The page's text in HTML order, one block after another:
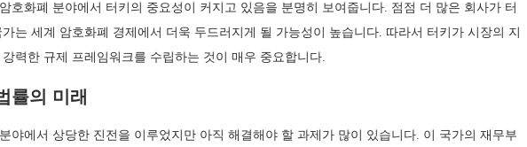
호화폐 분야에서 터키의 중요성이 커지고 있음을 분명히 보여줍니다. 점점 더 많은 회사가 터
는 세계 암호화폐 경제에서 더욱 두드러지게 될 가능성이 높습니다. 따라서 터키가 시장의 지
력한 규제 프레임워크를 수립하는 것이 매우 중요합니다.
률의 미래
야에서 상당한 진전을 이루었지만 아직 해결해야 할 과제가 많이 있습니다. 이 국가의 재무부